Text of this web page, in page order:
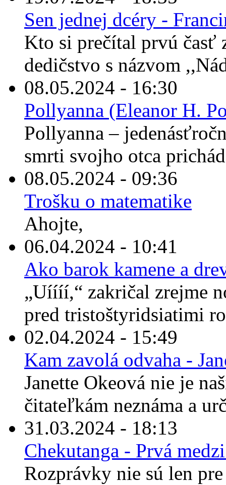
Sen jednej dcéry -
Kto si prečítal prvú časť
dedičstvo s názvom
08.05.2024 - 16:30
Pollyanna (Eleanor H.
Pollyanna –
smrti svojho otca
08.05.2024 - 09:36
Trošku o matematike
Ahojte,
06.04.2024 - 10:41
Ako barok kamene a
„Uíííí,“ zakričal zrejme
pred tristoštyridsiatimi
02.04.2024 - 15:49
Kam zavolá odvaha -
Janette Okeová nie je
čitateľkám neznáma a
31.03.2024 - 18:13
Chekutanga - Prvá
Rozprávky nie sú len